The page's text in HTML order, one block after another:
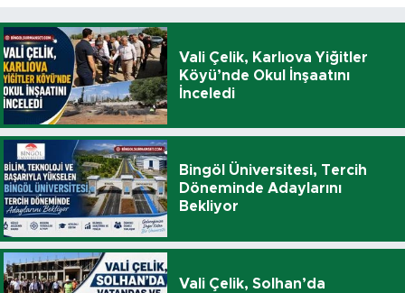
Vali Çelik, Karlıova Yiğitler
Köyü’nde Okul İnşaatını
İnceledi
Bingöl Üniversitesi, Tercih
Döneminde Adaylarını
Bekliyor
Vali Çelik, Solhan’da